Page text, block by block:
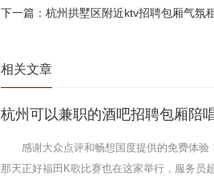
下一篇： 杭州拱墅区附近ktv招聘包厢气氛
相关文章
杭州可以兼职的酒吧招聘包厢陪
感谢大众点评和畅想国度提供的免费体验
那天正好福田K歌比赛也在这家举行，服务员